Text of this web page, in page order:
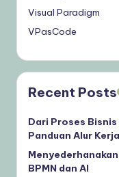
Visual Paradigm
VPasCode
Recent Posts
Dari Proses
Panduan Alur
BPMN dan AI